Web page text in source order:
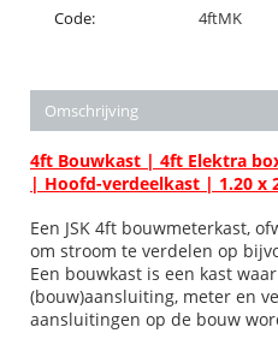
Code: 4ftMK
Omschrijving
4ft Bouwkast | 4ft Elektra
| Hoofd-verdeelkast | 1.20 x
Een JSK 4ft bouwmeterkast,
om stroom te verdelen op
Een bouwkast is een kast
(bouw)aansluiting, meter en
aansluitingen op de bouw